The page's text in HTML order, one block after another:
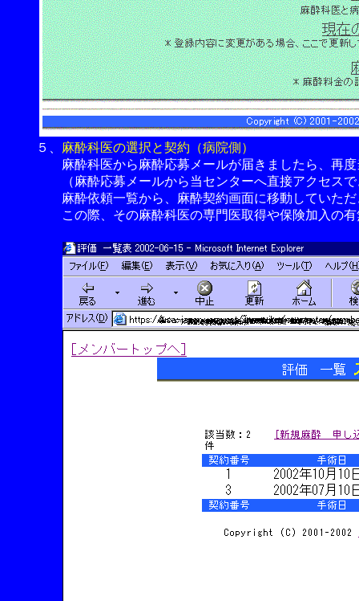
５、 麻酔科医の選択と契約（病院側）
麻酔科医から麻酔応募メールが届きましたら、再度
（麻酔応募メールから当センターへ直接アクセスで
麻酔依頼一覧から、麻酔契約画面に移動していただ
この際、その麻酔科医の専門医取得や保険加入の有